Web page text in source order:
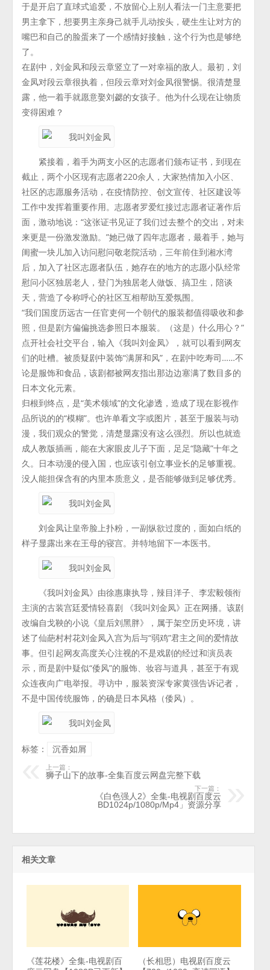
于是开启了直球式追爱，不放留心上别人看法一门主意要把
男主拿下，想要男主亲身己就手儿动按头，硬生生让对方的
嘴巴和自己的脸蛋来了一个感情好接触，这个行为也是够绝
了。
在剧中，刘金凤和段云章竖立了一对幸福的敌人。最初，刘
金凤对段云章很执着，但段云章对刘金凤很警惕。很清楚显
露，他一着手就愿意娶刘勰的女孩子。他为什么现在让物质
变得困难？
紧接着，着手为两支小区的志愿者们颁布证书，到现在
截止，两个小区现有志愿者220余人，大家热情加入小区、
社区的志愿服务活动，在疫情防控、创文宣传、社区建设等
工作中发挥着重要作用。志愿者罗爱红接过志愿者证著作后
面，激动地说：“这张证书见证了我们过去整个的交出，对未
来更是一份激发激励。”她已做了四年志愿者，最着手，她与
闺蜜一块儿加入访问慰问敬老院活动，三年前住到湘水湾
后，加入了社区志愿者队伍，她存在的地方的志愿小队经常
慰问小区独居老人，登门为独居老人做饭、搞卫生，陪谈
天，营造了令称呼心的社区互相帮助互爱氛围。
“我们国度历远古一任官吏何一个朝代的服装都值得吸收和参
照，但是剧方偏偏挑选参照日本服装。（这是）什么用心？”
点开社会社交平台，输入《我叫刘金凤》，就可以看到网友
们的吐槽。被质疑剧中装饰“满屏和风”，在剧中吃寿司……不
论是服饰和食品，该剧都被网友指出那边边塞满了数目多的
日本文化元素。
归根到终点，是“美术领域”的文化渗透，造成了现在影视作
品所说的的“模糊”。也许单看文字或图片，甚至于服装与动
漫，我们观众的警觉，清楚显露没有这么强烈。所以也就造
成人教版插画，能在大家眼皮儿子下面，足足“隐藏”十年之
久。日本动漫的侵入国，也应该引创立事业长的足够重视。
没人能担保含有的内里本质意义，是否能够做到足够优秀。
刘金凤让皇帝脸上扑粉，一副纵欲过度的，面如白纸的
样子显露出来在王母的寝宫。并特地留下一本医书。
《我叫刘金凤》由徐惠康执导，辣目洋子、李宏毅领衔
主演的古装宫廷爱情轻喜剧 《我叫刘金凤》正在网播。该剧
改编自戈鞅的小说《皇后刘黑胖》，属于架空历史环境，讲
述了仙葩村村花刘金凤入宫为后与“弱鸡”君主之间的爱情故
事。但引起网友高度关心注视的不是戏剧的经过和演员表
示，而是剧中疑似“倭风”的服饰、妆容与道具，甚至于有观
众连夜向广电举报。寻访中，服装资深专家黄强告诉记者，
不是中国传统服饰，的确是日本风格（倭风）。
标签： 沉香如屑
上一篇：
狮子山下的故事-全集百度云网盘完整下载
下一篇：
《白色强人2》全集-电视剧百度云
BD1024p/1080p/Mp4」资源分享
相关文章
《莲花楼》全集-电视剧百
（长相思）电视剧百度云